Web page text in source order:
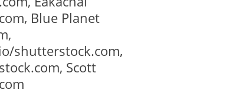
Blue Planet
shutterstock.com,
Scott